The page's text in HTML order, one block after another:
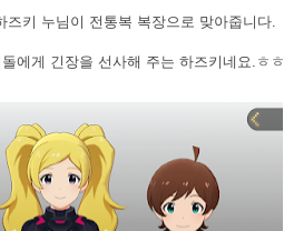
키 누님이 전통복 복장으로 맞아줍니다.
에게 긴장을 선사해 주는 하즈키네요.ㅎㅎ